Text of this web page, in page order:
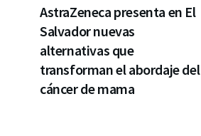
AstraZeneca presenta en El
Salvador nuevas
alternativas que
transforman el abordaje del
cáncer de mama